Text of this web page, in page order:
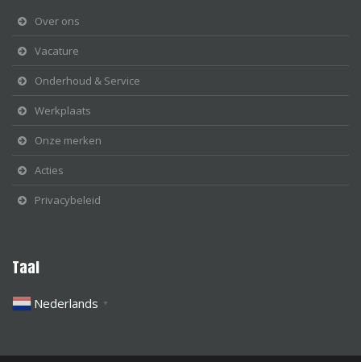
Over ons
Vacature
Onderhoud & Service
Werkplaats
Onze merken
Acties
Privacybeleid
Taal
Nederlands ▼